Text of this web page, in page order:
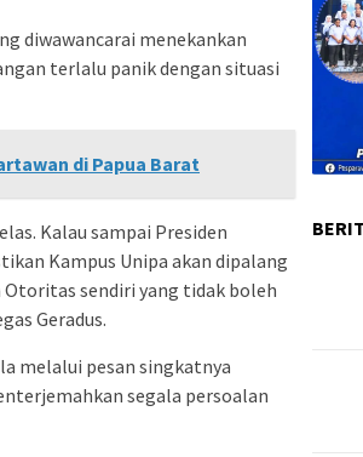
diwawancarai menekankan
terlalu panik dengan situasi
di Papua Barat
Kalau sampai Presiden
Kampus Unipa akan dipalang
Otoritas sendiri yang tidak boleh
Geradus.
melalui pesan singkatnya
segala persoalan